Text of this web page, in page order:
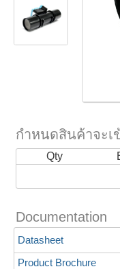
กำหนดสินค้าจะเ
Qty
Documentation
Datasheet
Product Brochure